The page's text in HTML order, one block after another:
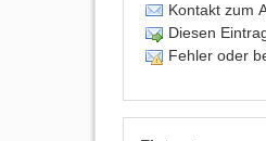
Kontakt zum
Diesen
Fehler oder